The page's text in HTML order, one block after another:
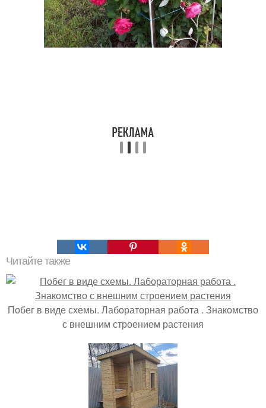
Читайте также
Побег в виде схемы. Лабораторная работа . Знакомство
с внешним строением растения